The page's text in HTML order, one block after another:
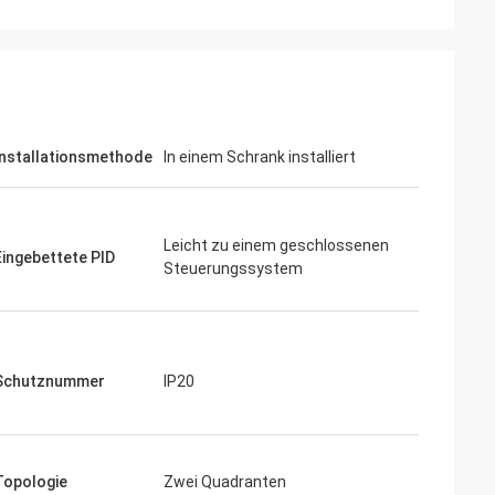
Marken, die wir
Lieferant. Seine Stabilität hat unsere
für Industriekomponenten.
Installationsmethode In einem Schrank installiert
PID
Leicht zu einem geschlossenen
Steuerungssystem
IP20
Zwei Quadranten